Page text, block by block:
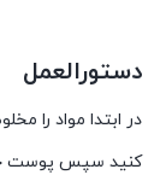
دستورالعمل
کنید سپس پوست